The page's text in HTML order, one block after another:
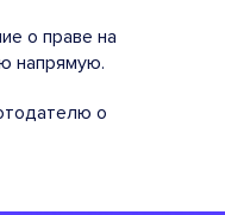
о праве на
напрямую.
о